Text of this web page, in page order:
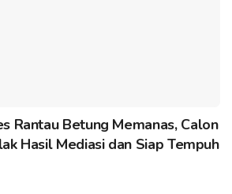
Rantau Betung Memanas, Calon
Hasil Mediasi dan Siap Tempuh